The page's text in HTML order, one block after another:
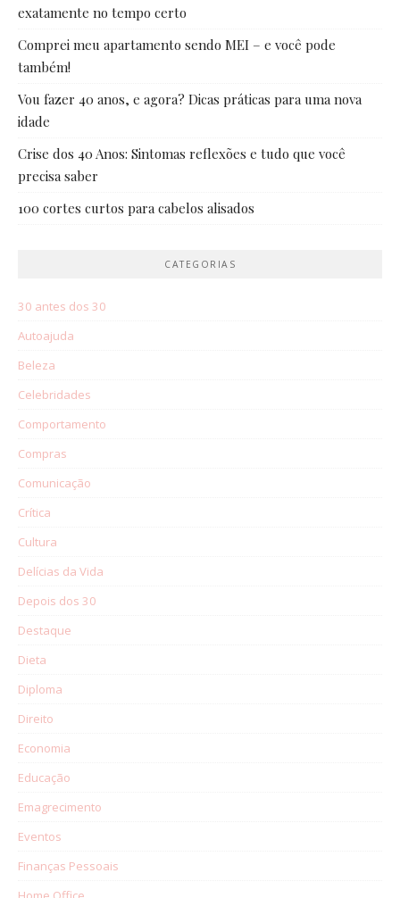
exatamente no tempo certo
Comprei meu apartamento sendo MEI – e você pode
também!
Vou fazer 40 anos, e agora? Dicas práticas para uma nova
idade
Crise dos 40 Anos: Sintomas reflexões e tudo que você
precisa saber
100 cortes curtos para cabelos alisados
CATEGORIAS
30 antes dos 30
Autoajuda
Beleza
Celebridades
Comportamento
Compras
Comunicação
Crítica
Cultura
Delícias da Vida
Depois dos 30
Destaque
Dieta
Diploma
Direito
Economia
Educação
Emagrecimento
Eventos
Finanças Pessoais